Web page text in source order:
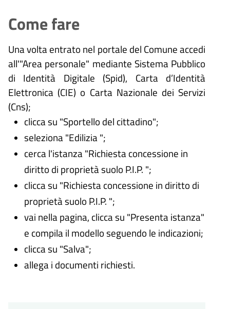
Come fare
Una volta entrato nel portale del Comune accedi
all'"Area personale" mediante Sistema Pubblico
di Identità Digitale (Spid), Carta d’Identità
Elettronica (CIE) o Carta Nazionale dei Servizi
(Cns);
clicca su "Sportello del cittadino";
seleziona "Edilizia ";
cerca l'istanza "Richiesta concessione in
diritto di proprietà suolo P.I.P. ";
clicca su "Richiesta concessione in diritto di
proprietà suolo P.I.P. ";
vai nella pagina, clicca su "Presenta istanza"
e compila il modello seguendo le indicazioni;
clicca su "Salva";
allega i documenti richiesti.